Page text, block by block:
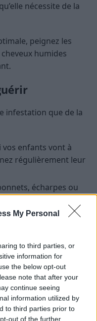
My Personal
to third parties, or
information for
the below opt-out
note that after your
continue seeing
information utilized by
to third parties prior to
out of the further
nécessite de la
peignez les
humides
infestation que de la
vos enfants vont à
régulièrement leur
écharpes ou
est tout à fait
d’astuces maison,